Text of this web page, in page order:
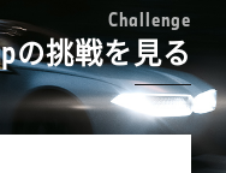
対これだろう」
見逃してしまう
かな」というく
ています。めず
えています。
予想以上でし
マイスターを目
た様々な研修が
でどんどん知識
ーオールを着る
であるという誇
受けることで、
テクニシャ
Challenge
の挑戦を見る